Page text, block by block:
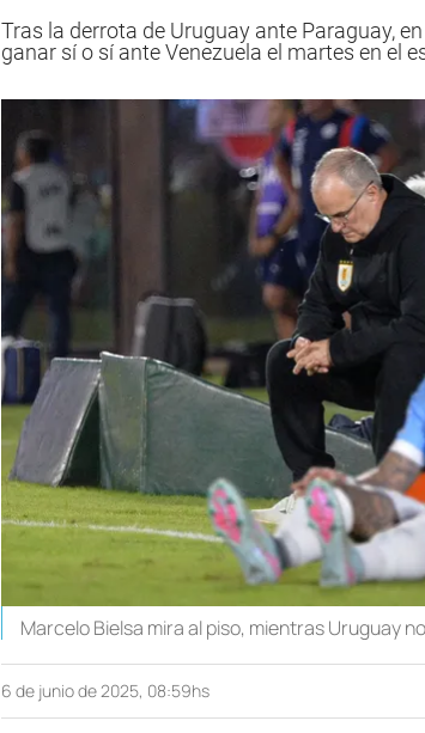
Tras la derrota de Uruguay ante Paraguay,
ganar sí o sí ante Venezuela el martes en el
Marcelo Bielsa mira al piso, mientras Uruguay
6 de junio de 2025, 08:59hs